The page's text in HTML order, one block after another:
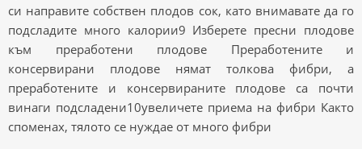
си направите собствен плодов сок, като внимавате да го
подсладите много калории9 Изберете пресни плодове
към преработени плодове Преработените и
консервирани плодове нямат толкова фибри, а
преработените и консервираните плодове са почти
винаги подсладени10увеличете приема на фибри Както
споменах, тялото се нуждае от много фибри